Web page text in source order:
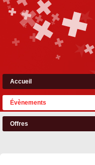
Accueil
Évènements
Offres